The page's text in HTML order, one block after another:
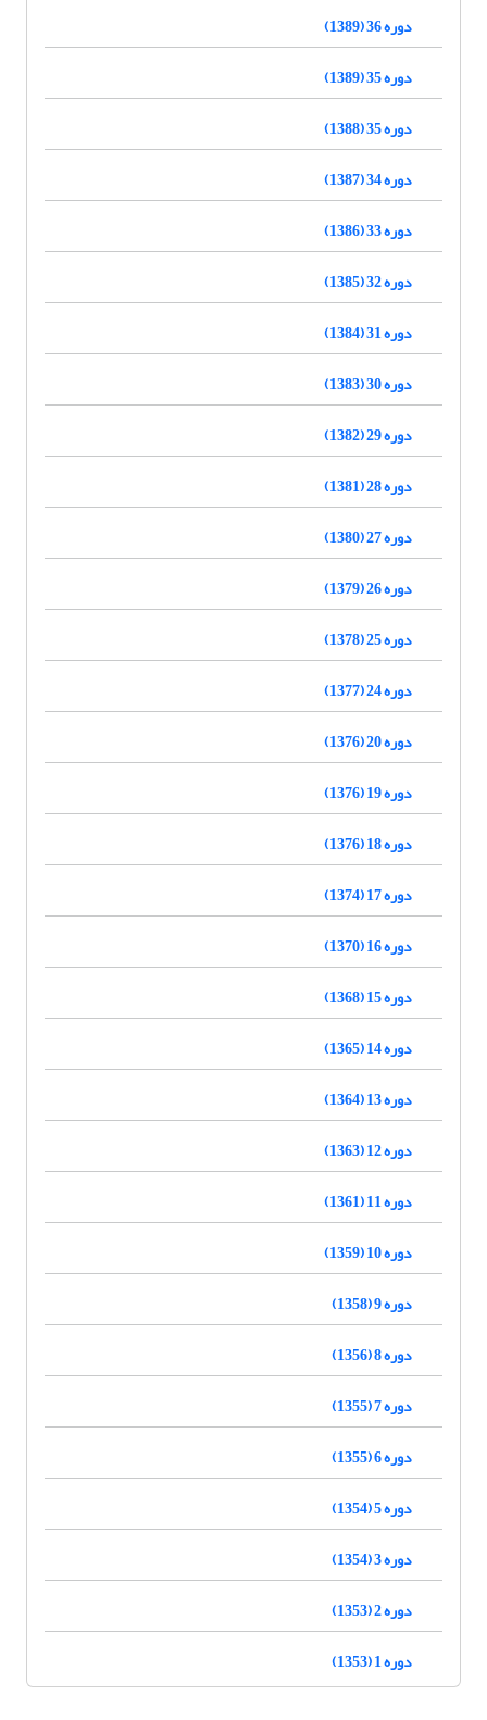
دوره 36 (1389)
دوره 35 (1389)
دوره 35 (1388)
دوره 34 (1387)
دوره 33 (1386)
دوره 32 (1385)
دوره 31 (1384)
دوره 30 (1383)
دوره 29 (1382)
دوره 28 (1381)
دوره 27 (1380)
دوره 26 (1379)
دوره 25 (1378)
دوره 24 (1377)
دوره 20 (1376)
دوره 19 (1376)
دوره 18 (1376)
دوره 17 (1374)
دوره 16 (1370)
دوره 15 (1368)
دوره 14 (1365)
دوره 13 (1364)
دوره 12 (1363)
دوره 11 (1361)
دوره 10 (1359)
دوره 9 (1358)
دوره 8 (1356)
دوره 7 (1355)
دوره 6 (1355)
دوره 5 (1354)
دوره 3 (1354)
دوره 2 (1353)
دوره 1 (1353)